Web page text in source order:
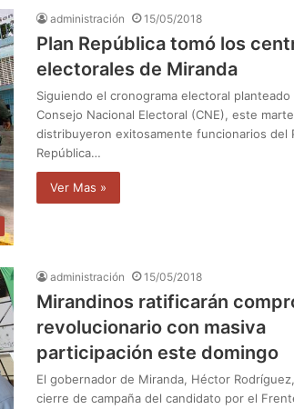
administración 15/05/2018
Plan República tomó los
electorales de Miranda
Siguiendo el cronograma electoral planteado
Consejo Nacional Electoral (CNE), este
distribuyeron exitosamente funcionarios del
República…
Ver Mas »
administración 15/05/2018
Mirandinos ratificarán
revolucionario con masiva
participación este domingo
El gobernador de Miranda, Héctor
cierre de campaña del candidato por el